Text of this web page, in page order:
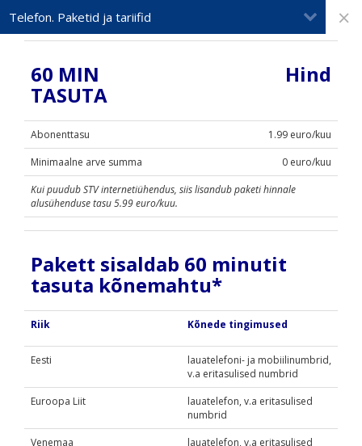
Telefon. Paketid ja tariifid ×
60 MIN
TASUTA
Hind
Abonenttasu
1.99 euro/kuu
Minimaalne arve summa
0 euro/kuu
Kui puudub STV internetiühendus, siis lisandub paketi hinnale
alusühenduse tasu 5.99 euro/kuu.
Pakett sisaldab 60 minutit
tasuta kõnemahtu*
Riik Kõnede tingimused
Eesti
lauatelefoni- ja mobiilinumbrid,
v.a eritasulised numbrid
Euroopa Liit
lauatelefon, v.a eritasulised
numbrid
Venemaa
lauatelefon, v.a eritasulised